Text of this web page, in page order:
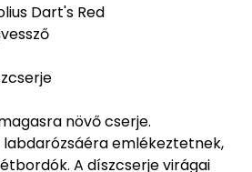
Dart's Red
növő cserje.
labdarózsáéra emlékeztetnek,
A díszcserje virágai